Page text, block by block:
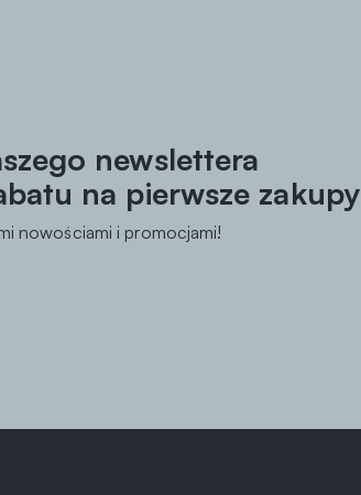
newslettera
na pierwsze zakupy
nowościami i promocjami!